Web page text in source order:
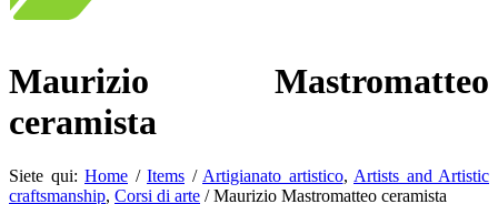
Maurizio Mastromatteo
ceramista
Siete qui: Home / Items / Artigianato artistico, Artists and Artistic
craftsmanship, Corsi di arte / Maurizio Mastromatteo ceramista